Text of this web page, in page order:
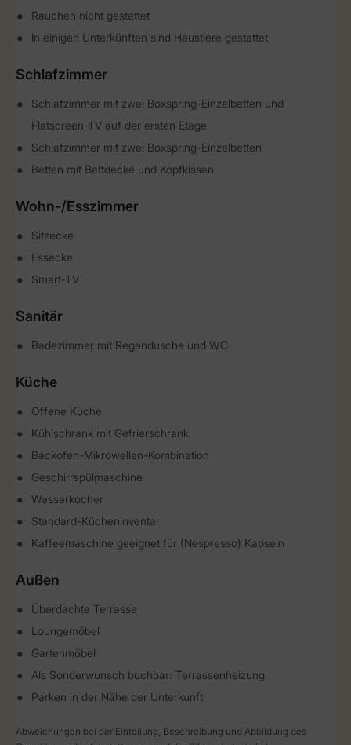
Rauchen nicht gestattet
In einigen Unterkünften sind Haustiere gestattet
Schlafzimmer
Schlafzimmer mit zwei Boxspring-Einzelbetten und
Flatscreen-TV auf der ersten Etage
Schlafzimmer mit zwei Boxspring-Einzelbetten
Betten mit Bettdecke und Kopfkissen
Wohn-/Esszimmer
Sitzecke
Essecke
Smart-TV
Sanitär
Badezimmer mit Regendusche und WC
Küche
Offene Küche
Kühlschrank mit Gefrierschrank
Backofen-Mikrowellen-Kombination
Geschirrspülmaschine
Wasserkocher
Standard-Kücheninventar
Kaffeemaschine geeignet für (Nespresso) Kapseln
Außen
Überdachte Terrasse
Loungemöbel
Gartenmöbel
Als Sonderwunsch buchbar: Terrassenheizung
Parken in der Nähe der Unterkunft
Abweichungen bei der Einteilung, Beschreibung und Abbildung des